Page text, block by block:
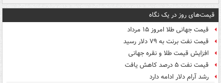
قیمت‌های روز در یک نگاه
قیمت جهانی طلا امروز ۱۵ مرداد
قیمت نفت برنت به ۷۹ دلار رسید
افزایش قیمت طلا و نقره جهانی
قیمت نفت ۵ درصد کاهش یافت
رشد آرام دلار ادامه دارد